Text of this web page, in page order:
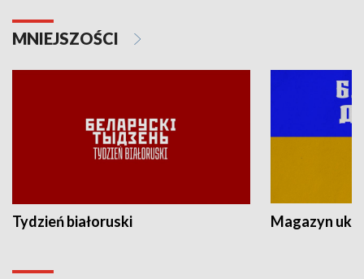
MNIEJSZOŚCI
Tydzień białoruski Magazyn